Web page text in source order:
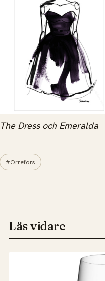
The Dress och Emeralda
#Orrefors
Läs vidare